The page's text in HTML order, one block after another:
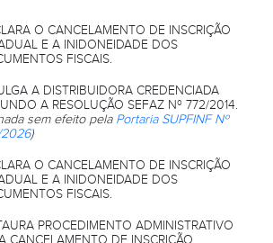
O CANCELAMENTO DE INSCRIÇÃO
E A INIDONEIDADE DOS
FISCAIS.
A DISTRIBUIDORA CREDENCIADA
A RESOLUÇÃO SEFAZ Nº 772/2014.
sem efeito pela Portaria SUPFINF Nº
2026)
O CANCELAMENTO DE INSCRIÇÃO
E A INIDONEIDADE DOS
FISCAIS.
PROCEDIMENTO ADMINISTRATIVO
CANCELAMENTO DE INSCRIÇÃO